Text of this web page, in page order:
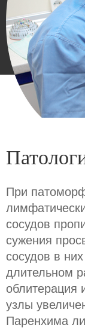
При
сосудов
сужения
сосудов в
длительном
облитерация
узлы
Паренхима